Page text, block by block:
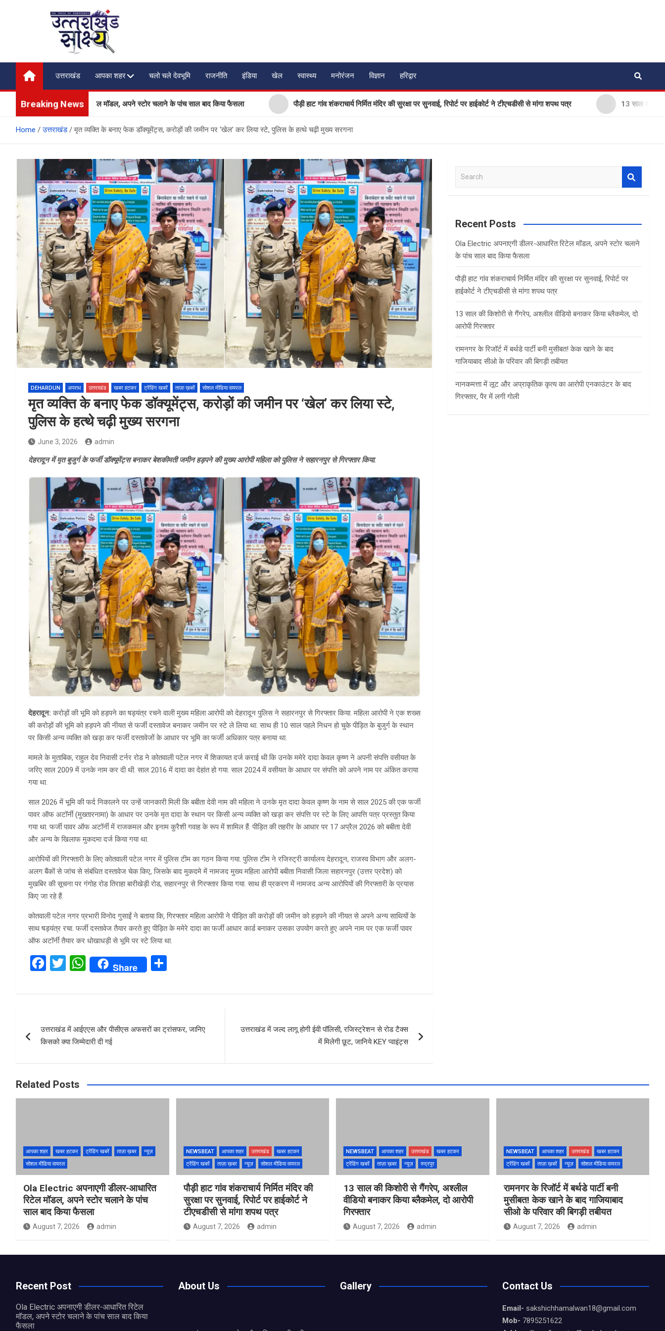
Uttarakhand Shakshya
My News Portal
उत्तराखंड
आपका शहर चलो चले देवभूमि राजनीति इंडिया खेल स्वास्थ्य मनोरंजन विज्ञान हरिद्वार
Breaking News
डीलर-आधारित रिटेल मॉडल, अपने स्टोर चलाने के पांच साल बाद किया फैसला पौड़ी हाट गांव शंकराचार्य निर्मित मंदिर की सुरक्षा पर सुनवाई, रिपोर्ट पर हाईकोर्ट ने टीएचडीसी से मांगा शपथ पत्र 13 साल की किशोरी से
Home उत्तराखंड मृत व्यक्ति के बनाए फेक डॉक्यूमेंट्स, करोड़ों की जमीन पर ‘खेल’ कर लिया स्टे, पुलिस के हत्थे चढ़ी मुख्य सरगना
DEHARDUN अपराध उत्तराखंड खबर हटकर ट्रेंडिंग खबरें ताज़ा ख़बरें सोशल मीडिया वायरल
मृत व्यक्ति के बनाए फेक डॉक्यूमेंट्स, करोड़ों की जमीन पर ‘खेल’ कर लिया स्टे,
पुलिस के हत्थे चढ़ी मुख्य सरगना
June 3, 2026 admin
देहरादून में मृत बुजुर्ग के फर्जी डॉक्यूमेंट्स बनाकर बेशकीमती जमीन हड़पने की मुख्य आरोपी महिला को पुलिस ने सहारनपुर से गिरफ्तार किया.
देहरादून:करोड़ों की भूमि को हड़पने का षड्यंत्र रचने वाली मुख्य महिला आरोपी को देहरादून पुलिस ने सहारनपुर से गिरफ्तार किया. महिला आरोपी ने एक शख्स
की करोड़ों की भूमि को हड़पने की नीयत से फर्जी दस्तावेज बनाकर जमीन पर स्टे ले लिया था. साथ ही 10 साल पहले निधन हो चुके पीड़ित के बुजुर्ग के स्थान
पर किसी अन्य व्यक्ति को खड़ा कर फर्जी दस्तावेजों के आधार पर भूमि का फर्जी अधिकार पत्र बनाया था.
मामले के मुताबिक, राहुल देव निवासी टर्नर रोड ने कोतवाली पटेल नगर में शिकायत दर्ज कराई थी कि उनके ममेरे दादा केवल कृष्ण ने अपनी संपत्ति वसीयत के
जरिए साल 2009 में उनके नाम कर दी थी. साल 2016 में दादा का देहांत हो गया. साल 2024 में वसीयत के आधार पर संपत्ति को अपने नाम पर अंकित कराया
गया था.
साल 2026 में भूमि की फर्द निकालने पर उन्हें जानकारी मिली कि बबीता देवी नाम की महिला ने उनके मृत दादा केवल कृष्ण के नाम से साल 2025 की एक फर्जी
पावर ऑफ अटॉर्नी (मुख्तारनामा) के आधार पर उनके मृत दादा के स्थान पर किसी अन्य व्यक्ति को खड़ा कर संपत्ति पर स्टे के लिए आपत्ति पत्र प्रस्तुत किया
गया था. फर्जी पावर ऑफ अटॉर्नी में राजकमल और इनाम कुरैशी गवाह के रूप में शामिल हैं. पीड़ित की तहरीर के आधार पर 17 अप्रैल 2026 को बबीता देवी
और अन्य के खिलाफ मुकदमा दर्ज किया गया था.
आरोपियों की गिरफ्तारी के लिए कोतवाली पटेल नगर में पुलिस टीम का गठन किया गया. पुलिस टीम ने रजिस्ट्री कार्यालय देहरादून, राजस्व विभाग और अलग-
अलग बैंकों से जांच से संबंधित दस्तावेज चेक किए, जिसके बाद मुकदमे में नामजद मुख्य महिला आरोपी बबीता निवासी जिला सहारनपुर (उत्तर प्रदेश) को
मुखबिर की सूचना पर गंगोह रोड तिराहा बारीखेड़ी रोड, सहारनपुर से गिरफ्तार किया गया. साथ ही प्रकरण में नामजद अन्य आरोपियों की गिरफ्तारी के प्रयास
किए जा रहे हैं.
कोतवाली पटेल नगर प्रभारी विनोद गुसाईं ने बताया कि, गिरफ्तार महिला आरोपी ने पीड़ित की करोड़ों की जमीन को हड़पने की नीयत से अपने अन्य साथियों के
साथ षड्यंत्र रचा. फर्जी दस्तावेज तैयार करते हुए पीड़ित के ममेरे दादा का फर्जी आधार कार्ड बनाकर उसका उपयोग करते हुए अपने नाम पर एक फर्जी पावर
ऑफ अटॉर्नी तैयार कर धोखाधड़ी से भूमि पर स्टे लिया था.
F
ce
o
o
k
T
tt
W
h
at
A
p
p
Share
ar
navigation
उत्तराखंड में आईएएस और पीसीएस अफसरों का ट्रांसफर, जानिए
किसको क्या जिम्मेदारी दी गई
उत्तराखंड में जल्द लागू होगी ईवी पॉलिसी, रजिस्ट्रेशन से रोड टैक्स
में मिलेगी छूट, जानिये KEY प्वाइंट्स
a
c
Recent Posts
Ola Electric अपनाएगी डीलर-आधारित रिटेल मॉडल, अपने स्टोर चलाने
के पांच साल बाद किया फैसला
पौड़ी हाट गांव शंकराचार्य निर्मित मंदिर की सुरक्षा पर सुनवाई, रिपोर्ट पर
हाईकोर्ट ने टीएचडीसी से मांगा शपथ पत्र
13 साल की किशोरी से गैंगरेप, अश्लील वीडियो बनाकर किया ब्लैकमेल, दो
आरोपी गिरफ्तार
रामनगर के रिजॉर्ट में बर्थडे पार्टी बनी मुसीबत! केक खाने के बाद
गाजियाबाद सीओ के परिवार की बिगड़ी तबीयत
नानकमत्ता में लूट और अप्राकृतिक कृत्य का आरोपी एनकाउंटर के बाद
गिरफ्तार, पैर में लगी गोली
Related Posts
आपका शहर खबर हटकर ट्रेंडिंग खबरें ताज़ा ख़बर
न्यूज़
सोशल मीडिया वायरल
Ola Electric अपनाएगी डीलर-आधारित
रिटेल मॉडल, अपने स्टोर चलाने के पांच
साल बाद किया फैसला
August 7, 2026 admin
NEWSBEAT आपका शहर उत्तराखंड
खबर हटकर
ट्रेंडिंग खबरें
ताज़ा ख़बर न्यूज़ सोशल मीडिया वायरल
पौड़ी हाट गांव शंकराचार्य निर्मित मंदिर की
सुरक्षा पर सुनवाई, रिपोर्ट पर हाईकोर्ट ने
टीएचडीसी से मांगा शपथ पत्र
August 7, 2026 admin
NEWSBEAT आपका शहर उत्तराखंड
खबर हटकर
ट्रेंडिंग खबरें
ताज़ा ख़बर न्यूज़ रुद्रपुर
13 साल की किशोरी से गैंगरेप, अश्लील
वीडियो बनाकर किया ब्लैकमेल, दो आरोपी
गिरफ्तार
August 7, 2026 admin
NEWSBEAT आपका शहर उत्तराखंड
खबर हटकर
ट्रेंडिंग खबरें
ताज़ा ख़बरें न्यूज़ सोशल मीडिया वायरल
रामनगर के रिजॉर्ट में बर्थडे पार्टी बनी
मुसीबत! केक खाने के बाद गाजियाबाद
सीओ के परिवार की बिगड़ी तबीयत
August 7, 2026 admin
Recent Post
Ola Electric अपनाएगी डीलर-आधारित रिटेल
मॉडल, अपने स्टोर चलाने के पांच साल बाद किया
फैसला
About Us Gallery Contact Us
Email- sakshichhamalwan18@gmail.com
Mob- 7895251622